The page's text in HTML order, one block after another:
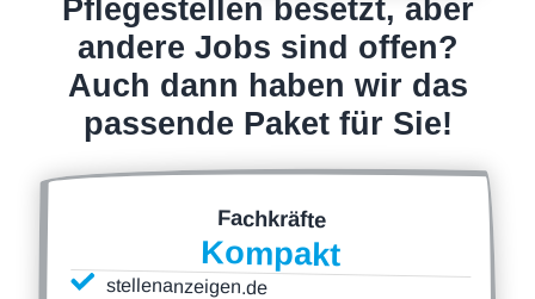
Pflegestellen besetzt, aber
andere Jobs sind offen?
Auch dann haben wir das
passende Paket für Sie!
Fachkräfte
Kompakt
stellenanzeigen.de